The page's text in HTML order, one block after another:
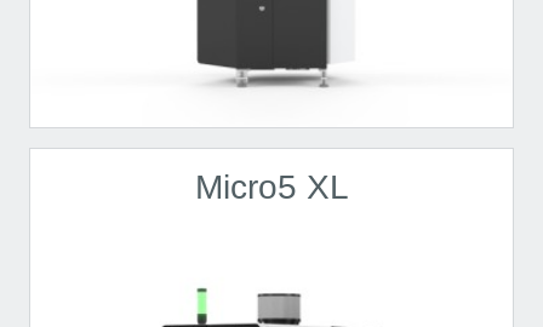
Micro5 XL